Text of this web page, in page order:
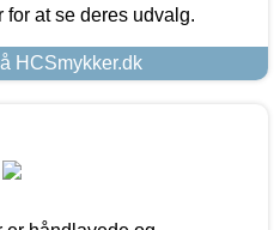
at se deres udvalg.
HCSmykker.dk